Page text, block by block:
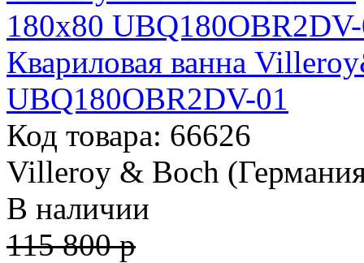
Квариловая ванна
UBQ180OBR2DV-01
Код товара: 66626
Villeroy & Boch
В наличии
115 800 р